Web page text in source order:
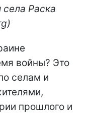
Раска
войны? Это
селам и
прошлого и